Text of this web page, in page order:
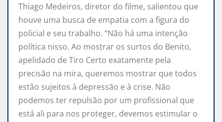
Thiago Medeiros, diretor do filme, salientou que
houve uma busca de empatia com a figura do
policial e seu trabalho. “Não há uma intenção
política nisso. Ao mostrar os surtos do Benito,
apelidado de Tiro Certo exatamente pela
precisão na mira, queremos mostrar que todos
estão sujeitos à depressão e à crise. Não
podemos ter repulsão por um profissional que
está ali para nos proteger, devemos estimular o